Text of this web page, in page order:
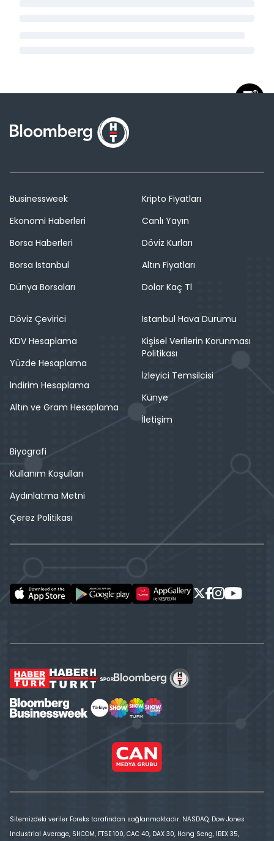
Businessweek
Ekonomi Haberleri
Borsa Haberleri
Borsa İstanbul
Dünya Borsaları
Kripto Fiyatları
Canlı Yayın
Döviz Kurları
Altın Fiyatları
Dolar Kaç Tl
Döviz Çevirici
KDV Hesaplama
Yüzde Hesaplama
İndirim Hesaplama
Altın ve Gram Hesaplama
İstanbul Hava Durumu
Kişisel Verilerin Korunması
Politikası
İzleyici Temsilcisi
Künye
İletişim
Biyografi
Kullanım Koşulları
Aydınlatma Metni
Çerez Politikası
Sitemizdeki veriler Foreks tarafından sağlanmaktadır. NASDAQ, Dow Jones
Industrial Average, SHCOM, FTSE 100, CAC 40, DAX 30, Hang Seng, IBEX 35,